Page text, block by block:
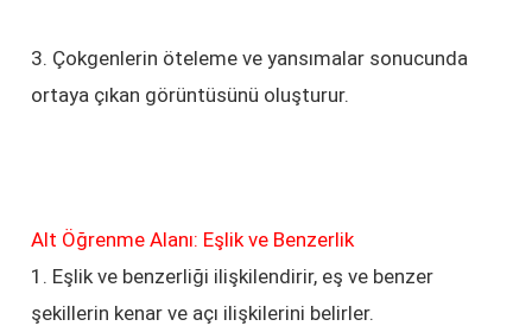
3. Çokgenlerin öteleme ve yansımalar sonucunda
ortaya çıkan görüntüsünü oluşturur.
Alt Öğrenme Alanı: Eşlik ve Benzerlik
1. Eşlik ve benzerliği ilişkilendirir, eş ve benzer
şekillerin kenar ve açı ilişkilerini belirler.